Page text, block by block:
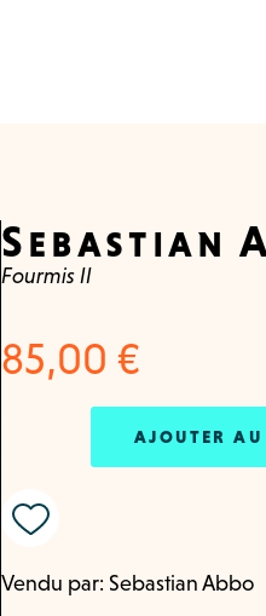
Sebastian
Fourmis II
85,00 €
AJOUTER AU
Vendu par: Sebastian Abbo